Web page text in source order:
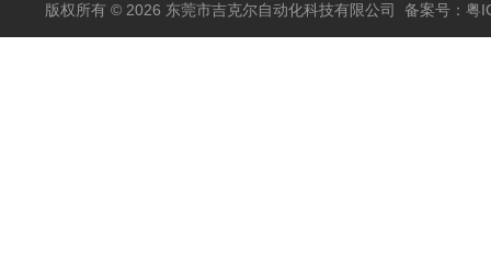
版权所有 © 2026 东莞市吉克尔自动化科技有限公司 备案号：粤